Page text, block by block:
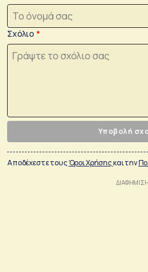
Σχόλιο
Υποβολή
Αποδέχεστε τουςΌροι Χρήσηςκαι την